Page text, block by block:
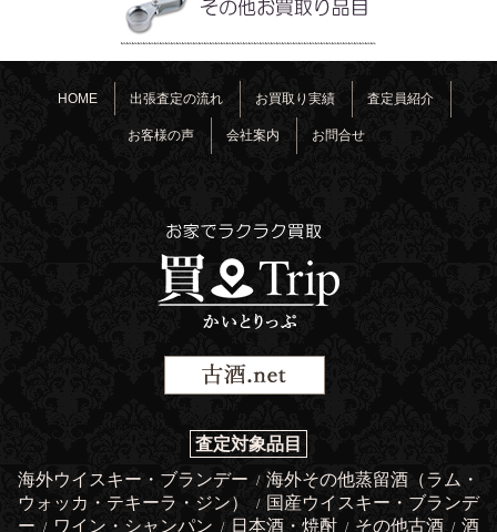
HOME 出張査定の流れ お買取り実績 査定員紹介
お客様の声 会社案内 お問合せ
査定対象品目
海外ウイスキー・ブランデー / 海外その他蒸留酒（ラム・
ウォッカ・テキーラ・ジン）
/ 国産ウイスキー・ブランデ
ー / ワイン・シャンパン / 日本酒・焼酎 / その他古酒 / 酒